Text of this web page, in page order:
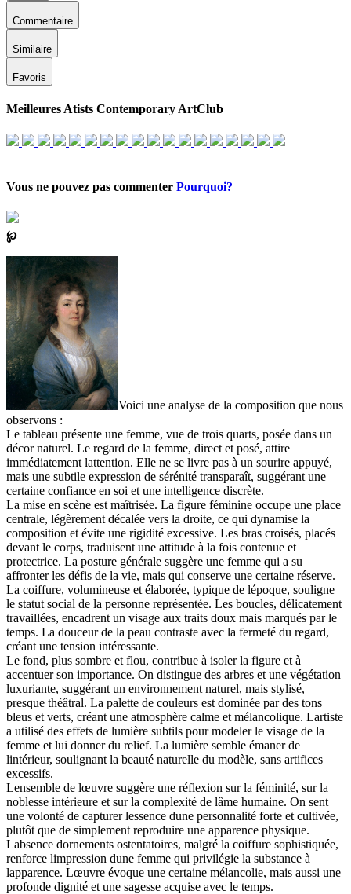
Commentaire
Similaire
Favoris
Meilleures Atists Contemporary ArtClub
Vous ne pouvez pas commenter Pourquoi?
℘
Voici une analyse de la composition que nous
observons :
Le tableau présente une femme, vue de trois quarts, posée dans un
décor naturel. Le regard de la femme, direct et posé, attire
immédiatement lattention. Elle ne se livre pas à un sourire appuyé,
mais une subtile expression de sérénité transparaît, suggérant une
certaine confiance en soi et une intelligence discrète.
La mise en scène est maîtrisée. La figure féminine occupe une place
centrale, légèrement décalée vers la droite, ce qui dynamise la
composition et évite une rigidité excessive. Les bras croisés, placés
devant le corps, traduisent une attitude à la fois contenue et
protectrice. La posture générale suggère une femme qui a su
affronter les défis de la vie, mais qui conserve une certaine réserve.
La coiffure, volumineuse et élaborée, typique de lépoque, souligne
le statut social de la personne représentée. Les boucles, délicatement
travaillées, encadrent un visage aux traits doux mais marqués par le
temps. La douceur de la peau contraste avec la fermeté du regard,
créant une tension intéressante.
Le fond, plus sombre et flou, contribue à isoler la figure et à
accentuer son importance. On distingue des arbres et une végétation
luxuriante, suggérant un environnement naturel, mais stylisé,
presque théâtral. La palette de couleurs est dominée par des tons
bleus et verts, créant une atmosphère calme et mélancolique. Lartiste
a utilisé des effets de lumière subtils pour modeler le visage de la
femme et lui donner du relief. La lumière semble émaner de
lintérieur, soulignant la beauté naturelle du modèle, sans artifices
excessifs.
Lensemble de lœuvre suggère une réflexion sur la féminité, sur la
noblesse intérieure et sur la complexité de lâme humaine. On sent
une volonté de capturer lessence dune personnalité forte et cultivée,
plutôt que de simplement reproduire une apparence physique.
Labsence dornements ostentatoires, malgré la coiffure sophistiquée,
renforce limpression dune femme qui privilégie la substance à
lapparence. Lœuvre évoque une certaine mélancolie, mais aussi une
profonde dignité et une sagesse acquise avec le temps.